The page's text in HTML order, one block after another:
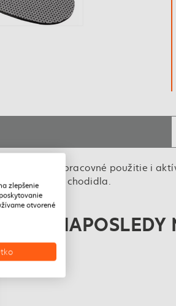
záťažové pracovné použitie i
zaťažení chodidla.
zlepšenie
otvorené